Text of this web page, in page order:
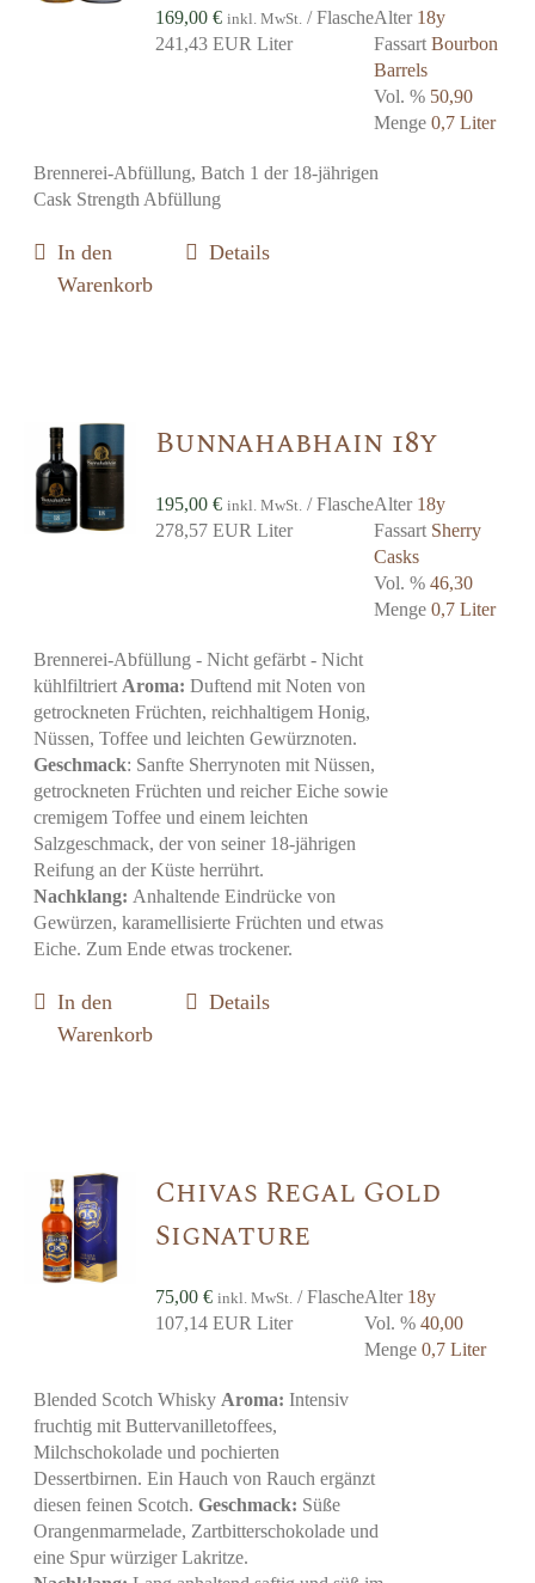
169,00€ inkl. MwSt. / Flasche
241,43 EUR Liter
Alter 18y
FassartBourbon
Barrels
Vol. % 50,90
Menge0,7 Liter
Brennerei-Abfüllung, Batch 1 der 18-jährigen
Cask Strength Abfüllung
In den
Warenkorb
Details
Bunnahabhain 18y
195,00€ inkl. MwSt. / Flasche
278,57 EUR Liter
Alter 18y
Fassart Sherry
Casks
Vol. %46,30
Menge0,7 Liter
Brennerei-Abfüllung - Nicht gefärbt - Nicht
kühlfiltriert Aroma: Duftend mit Noten von
getrockneten Früchten, reichhaltigem Honig,
Nüssen, Toffee und leichten Gewürznoten.
Geschmack: Sanfte Sherrynoten mit Nüssen,
getrockneten Früchten und reicher Eiche sowie
cremigem Toffee und einem leichten
Salzgeschmack, der von seiner 18-jährigen
Reifung an der Küste herrührt.
Nachklang: Anhaltende Eindrücke von
Gewürzen, karamellisierte Früchten und etwas
Eiche. Zum Ende etwas trockener.
In den
Warenkorb
Details
Chivas Regal Gold
Signature
75,00€ inkl. MwSt. / Flasche
107,14 EUR Liter
Alter 18y
Vol. %40,00
Menge0,7 Liter
Blended Scotch Whisky Aroma: Intensiv
fruchtig mit Buttervanilletoffees,
Milchschokolade und pochierten
Dessertbirnen. Ein Hauch von Rauch ergänzt
diesen feinen Scotch.Geschmack: Süße
Orangenmarmelade, Zartbitterschokolade und
eine Spur würziger Lakritze.